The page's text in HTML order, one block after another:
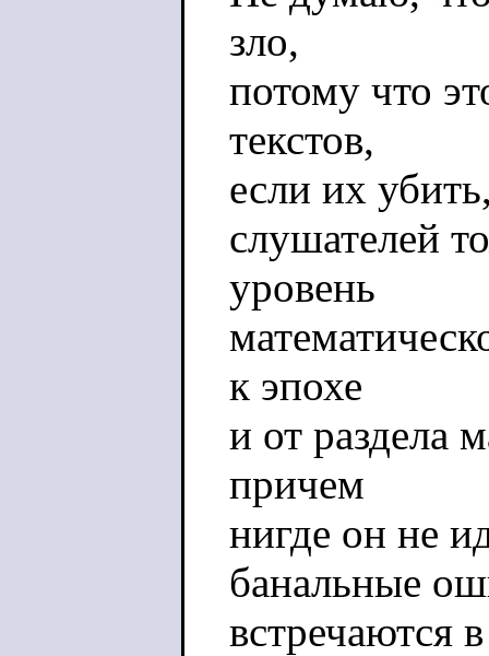
зло,
потому что
текстов,
если их
слушателей
уровень
к эпохе
и от раздела
причем
нигде он не
банальные
встречаются